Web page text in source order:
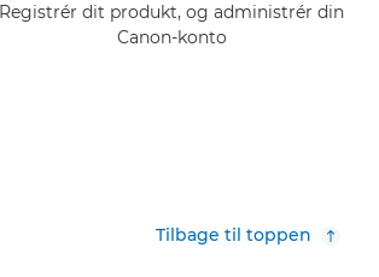
Registrér dit produkt, og administrér din
Canon-konto
Tilbage til toppen